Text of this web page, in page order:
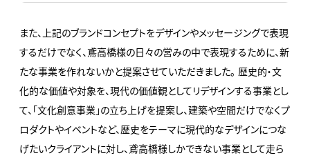
また、上記のブランドコンセプトをデザインやメッセージングで表現
するだけでなく、鳶高橋様の日々の営みの中で表現するために、新
たな事業を作れないかと提案させていただきました。 歴史的・文
化的な価値や対象を、現代の価値観としてリデザインする事業とし
て、「文化創意事業」の立ち上げを提案し、建築や空間だけでなくプ
ロダクトやイベントなど、歴史をテーマに現代的なデザインにつな
げたいクライアントに対し、鳶高橋様しかできない事業として走ら